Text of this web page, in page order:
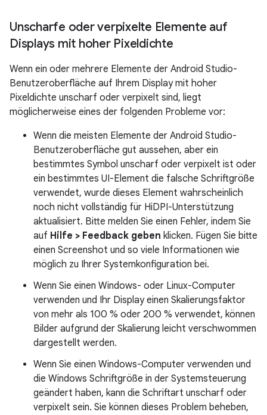
Unscharfe oder verpixelte Elemente auf
Displays mit hoher Pixeldichte
Wenn ein oder mehrere Elemente der Android Studio-
Benutzeroberfläche auf Ihrem Display mit hoher
Pixeldichte unscharf oder verpixelt sind, liegt
möglicherweise eines der folgenden Probleme vor:
Wenn die meisten Elemente der Android Studio-
Benutzeroberfläche gut aussehen, aber ein
bestimmtes Symbol unscharf oder verpixelt ist oder
ein bestimmtes UI-Element die falsche Schriftgröße
verwendet, wurde dieses Element wahrscheinlich
noch nicht vollständig für HiDPI-Unterstützung
aktualisiert. Bitte melden Sie einen Fehler, indem Sie
auf Hilfe > Feedback geben klicken. Fügen Sie bitte
einen Screenshot und so viele Informationen wie
möglich zu Ihrer Systemkonfiguration bei.
Wenn Sie einen Windows- oder Linux-Computer
verwenden und Ihr Display einen Skalierungsfaktor
von mehr als 100 % oder 200 % verwendet, können
Bilder aufgrund der Skalierung leicht verschwommen
dargestellt werden.
Wenn Sie einen Windows-Computer verwenden und
die Windows Schriftgröße in der Systemsteuerung
geändert haben, kann die Schriftart unscharf oder
verpixelt sein. Sie können dieses Problem beheben,